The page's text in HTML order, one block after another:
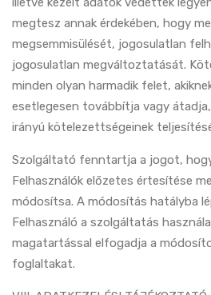
megtesz annak érdekében, hogy
megsemmisülését, jogosulatlan
jogosulatlan megváltoztatását.
minden olyan harmadik felet,
esetlegesen továbbítja vagy
irányú kötelezettségeinek
Szolgáltató fenntartja a jogot,
Felhasználók előzetes értesítése
módosítsa. A módosítás hatályba
Felhasználó a szolgáltatás
magatartással elfogadja a
foglaltakat.